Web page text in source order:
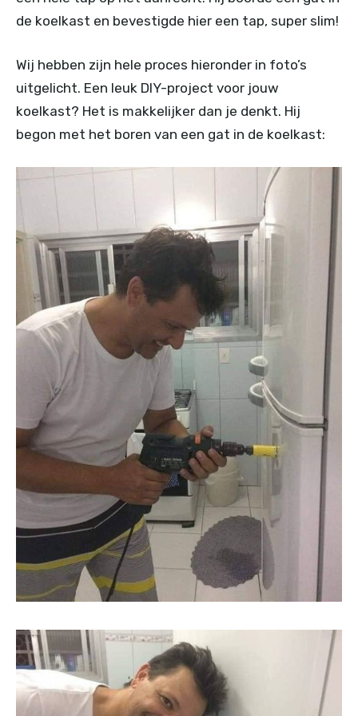
de koelkast en bevestigde hier een tap, super slim!
Wij hebben zijn hele proces hieronder in foto’s
uitgelicht. Een leuk DIY-project voor jouw
koelkast? Het is makkelijker dan je denkt. Hij
begon met het boren van een gat in de koelkast: